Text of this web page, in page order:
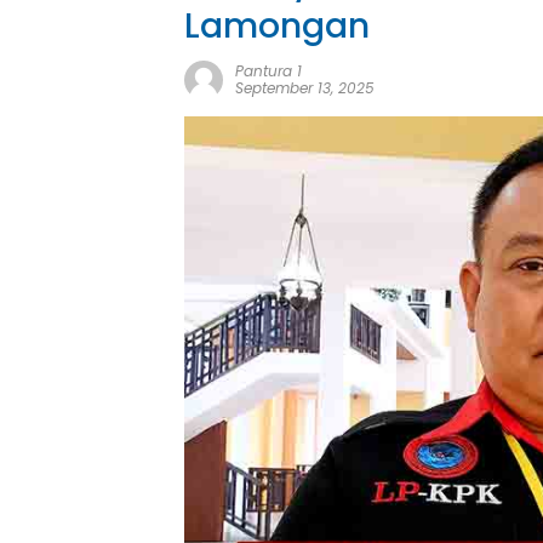
Lamongan
Pantura 1
September 13, 2025